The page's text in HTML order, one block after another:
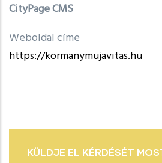
CityPage CMS
Weboldal címe
https://kormanymujavitas.hu
KÜLDJE EL KÉRDÉSÉT